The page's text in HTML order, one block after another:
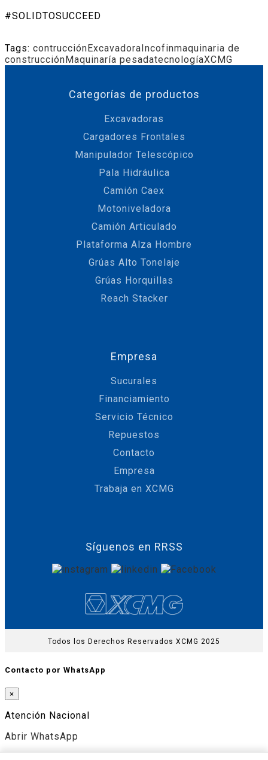
#SOLIDTOSUCCEED
Tags: contrucciónExcavadoraIncofinmaquinaria de
construcciónMaquinaría pesadatecnologíaXCMG
Categorías de productos
Excavadoras
Cargadores Frontales
Manipulador Telescópico
Pala Hidráulica
Camión Caex
Motoniveladora
Camión Articulado
Plataforma Alza Hombre
Grúas Alto Tonelaje
Grúas Horquillas
Reach Stacker
Empresa
Sucurales
Financiamiento
Servicio Técnico
Repuestos
Contacto
Empresa
Trabaja en XCMG
Síguenos en RRSS
Todos los Derechos Reservados XCMG 2025
Contacto por WhatsApp
×
Atención Nacional
Abrir WhatsApp